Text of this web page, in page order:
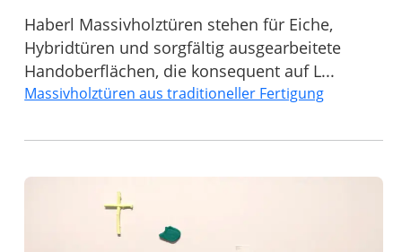
Haberl Massivholztüren stehen für Eiche,
Hybridtüren und sorgfältig ausgearbeitete
Handoberflächen, die konsequent auf L...
Massivholztüren aus traditioneller Fertigung